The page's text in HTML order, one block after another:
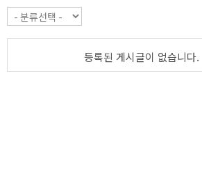
등록된 게시글이 없습니다.